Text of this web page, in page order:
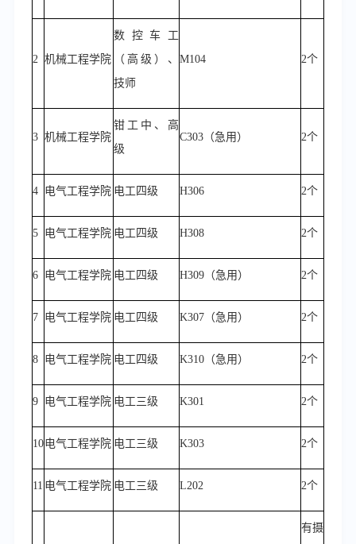
2 机械工程学院
数控车工
（高级）、
技师
M104 2个
3 机械工程学院
钳工中、高
级
C303 （急用） 2个
4 电气工程学院 电工四级 H306 2个
5 电气工程学院 电工四级 H308 2个
6 电气工程学院 电工四级 H309（急用） 2个
7 电气工程学院 电工四级 K307（急用） 2个
8 电气工程学院 电工四级 K310（急用） 2个
9 电气工程学院 电工三级 K301 2个
10 电气工程学院 电工三级 K303 2个
11 电气工程学院 电工三级 L202 2个
有摄